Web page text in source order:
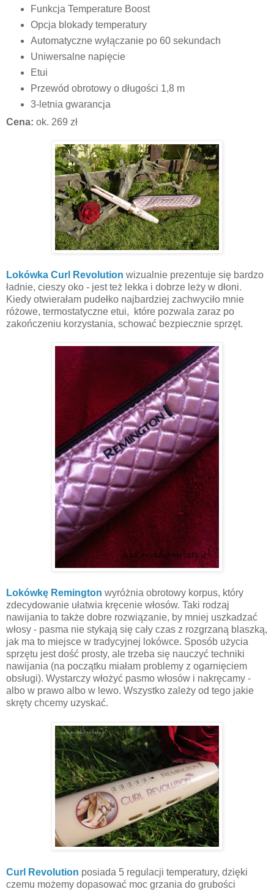
Funkcja Temperature Boost
Opcja blokady temperatury
Automatyczne wyłączanie po 60 sekundach
Uniwersalne napięcie
Etui
Przewód obrotowy o długości 1,8 m
3-letnia gwarancja
Cena: ok. 269 zł
Lokówka Curl Revolution wizualnie prezentuje się bardzo
ładnie, cieszy oko - jest też lekka i dobrze leży w dłoni.
Kiedy otwierałam pudełko najbardziej zachwyciło mnie
różowe, termostatyczne etui, które pozwala zaraz po
zakończeniu korzystania, schować bezpiecznie sprzęt.
Lokówkę Remington wyróżnia obrotowy korpus, który
zdecydowanie ułatwia kręcenie włosów. Taki rodzaj
nawijania to także dobre rozwiązanie, by mniej uszkadzać
włosy - pasma nie stykają się cały czas z rozgrzaną blaszką,
jak ma to miejsce w tradycyjnej lokówce. Sposób użycia
sprzętu jest dość prosty, ale trzeba się nauczyć techniki
nawijania (na początku miałam problemy z ogarnięciem
obsługi). Wystarczy włożyć pasmo włosów i nakręcamy -
albo w prawo albo w lewo. Wszystko zależy od tego jakie
skręty chcemy uzyskać.
Curl Revolution posiada 5 regulacji temperatury, dzięki
czemu możemy dopasować moc grzania do grubości